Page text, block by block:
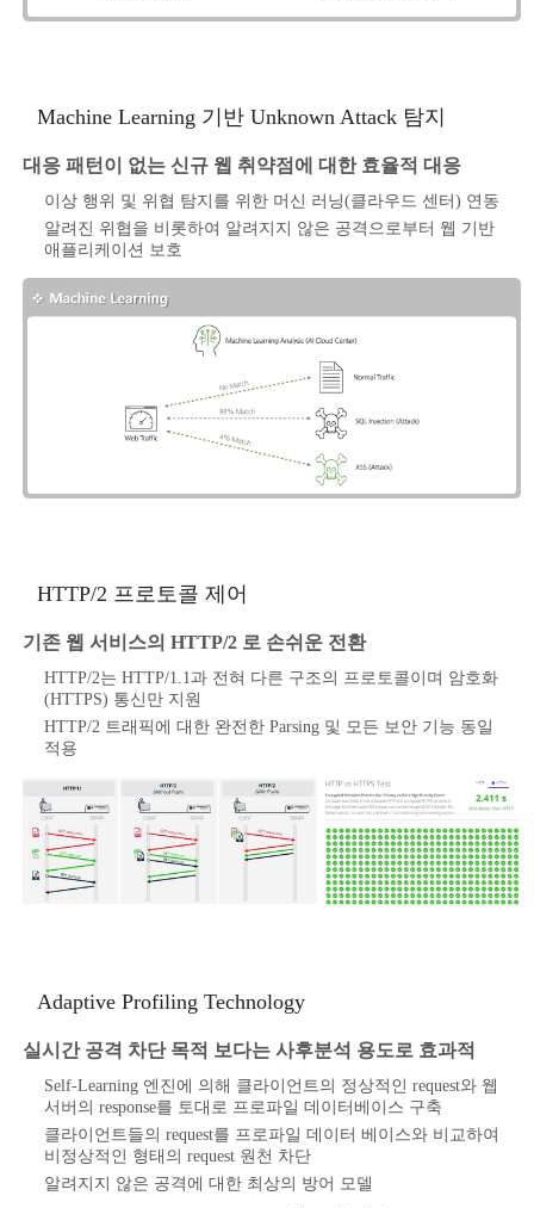
Machine Learning 기반 Unknown Attack 탐지
대응 패턴이 없는 신규 웹 취약점에 대한 효율적 대응
이상 행위 및 위협 탐지를 위한 머신 러닝(클라우드 센터) 연동
알려진 위협을 비롯하여 알려지지 않은 공격으로부터 웹 기반
애플리케이션 보호
HTTP/2 프로토콜 제어
기존 웹 서비스의 HTTP/2 로 손쉬운 전환
HTTP/2는 HTTP/1.1과 전혀 다른 구조의 프로토콜이며 암호화
(HTTPS) 통신만 지원
HTTP/2 트래픽에 대한 완전한 Parsing 및 모든 보안 기능 동일
적용
Adaptive Profiling Technology
실시간 공격 차단 목적 보다는 사후분석 용도로 효과적
Self-Learning 엔진에 의해 클라이언트의 정상적인 request와 웹
서버의 response를 토대로 프로파일 데이터베이스 구축
클라이언트들의 request를 프로파일 데이터 베이스와 비교하여
비정상적인 형태의 request 원천 차단
알려지지 않은 공격에 대한 최상의 방어 모델